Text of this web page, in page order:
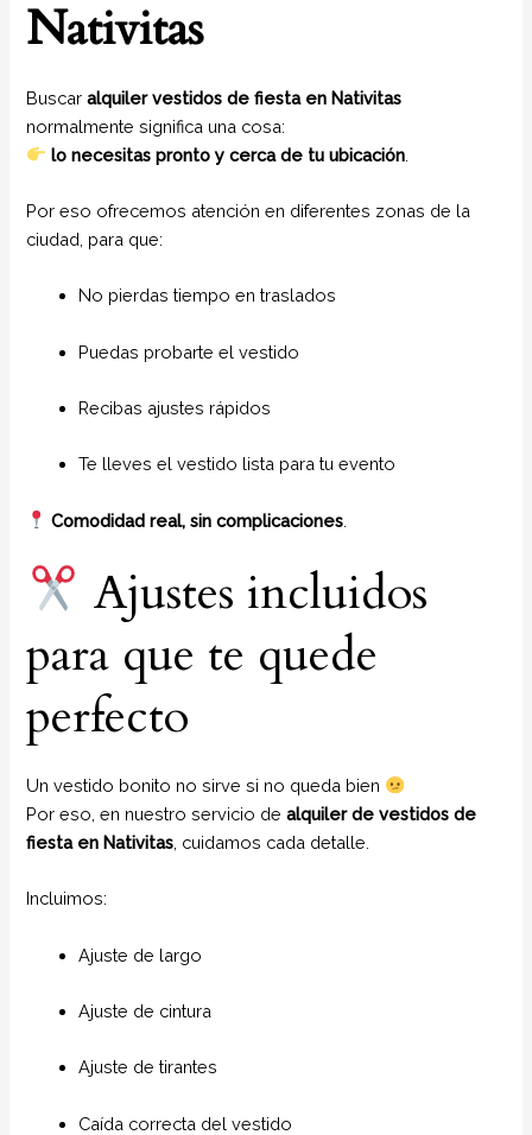
Nativitas
Buscaralquiler vestidos de fiesta en Nativitas
normalmente significa una cosa:
lo necesitas pronto y cerca de tu ubicación
Por eso ofrecemos atención en diferentes zonas de la
ciudad, para que:
No pierdas tiempo en traslados
Puedas probarte el vestido
Recibas ajustes rápidos
Te lleves el vestido lista para tu evento
Comodidad real, sin complicaciones
Ajustes incluidos
para que te quede
perfecto
Un vestido bonito no sirve si no queda bien
Por eso, en nuestro servicio dealquiler de vestidos de
fiesta en Nativitas , cuidamos cada detalle.
Incluimos:
Ajuste de largo
Ajuste de cintura
Ajuste de tirantes
Caída correcta del vestido